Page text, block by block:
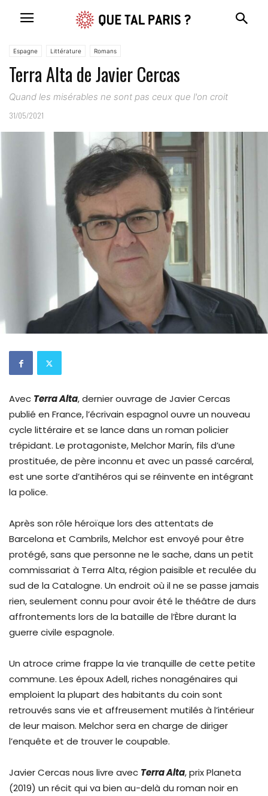
Espagne Littérature Romans
Terra Alta de Javier Cercas
Quand les misérables ne sont pas ceux que l'on croit
31/05/2021
Avec Terra Alta, dernier ouvrage de Javier Cercas
publié en France, l’écrivain espagnol ouvre un nouveau
cycle littéraire et se lance dans un roman policier
trépidant. Le protagoniste, Melchor Marín, fils d’une
prostituée, de père inconnu et avec un passé carcéral,
est une sorte d’antihéros qui se réinvente en intégrant
la police.
Après son rôle héroïque lors des attentats de
Barcelona et Cambrils, Melchor est envoyé pour être
protégé, sans que personne ne le sache, dans un petit
commissariat à Terra Alta, région paisible et reculée du
sud de la Catalogne. Un endroit où il ne se passe jamais
rien, seulement connu pour avoir été le théâtre de durs
affrontements lors de la bataille de l’Èbre durant la
guerre civile espagnole.
Un atroce crime frappe la vie tranquille de cette petite
commune. Les époux Adell, riches nonagénaires qui
emploient la plupart des habitants du coin sont
retrouvés sans vie et affreusement mutilés à l’intérieur
de leur maison. Melchor sera en charge de diriger
l’enquête et de trouver le coupable.
Javier Cercas nous livre avec Terra Alta, prix Planeta
(2019) un récit qui va bien au-delà du roman noir en